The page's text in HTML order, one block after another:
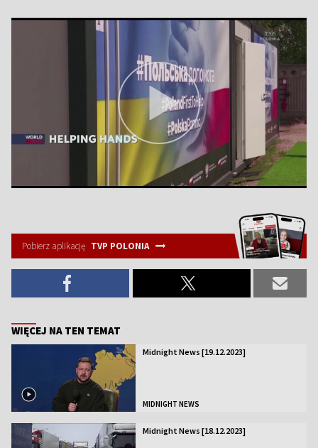
Pobierz aplikację TVP POLONIA
WIĘCEJ NA TEN TEMAT
Midnight News [19.12.2023]
MIDNIGHT NEWS
Midnight News [18.12.2023]